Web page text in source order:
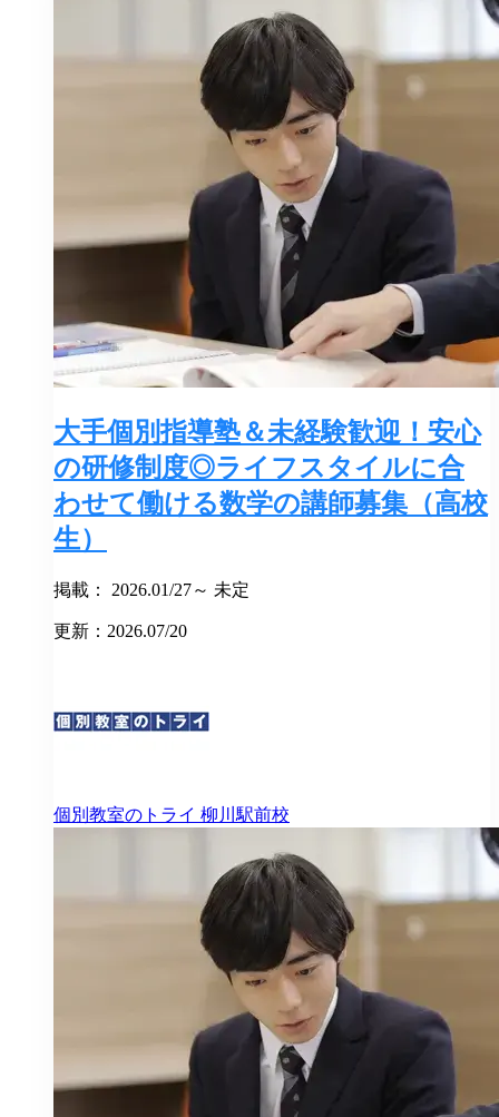
大手個別指導塾＆未経験歓迎！安心
の研修制度◎ライフスタイルに合
わせて働ける数学の講師募集（高校
生）
掲載： 2026.01/27～ 未定
更新：2026.07/20
個別教室のトライ 柳川駅前校